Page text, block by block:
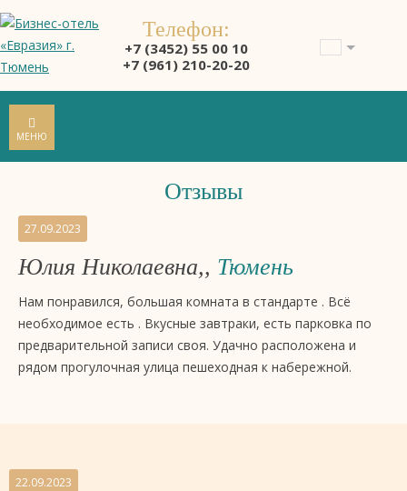
Телефон:
+7 (3452) 55 00 10
+7 (961) 210-20-20
МЕНЮ
Отзывы
Отзывы
на
бизнес-
отель
звезды
«Евразия»,
27.09.2023
Юлия Николаевна,, Тюмень
Нам понравился, большая комната в стандарте . Всё
необходимое есть . Вкусные завтраки, есть парковка по
предварительной записи своя. Удачно расположена и
рядом прогулочная улица пешеходная к набережной.
22.09.2023